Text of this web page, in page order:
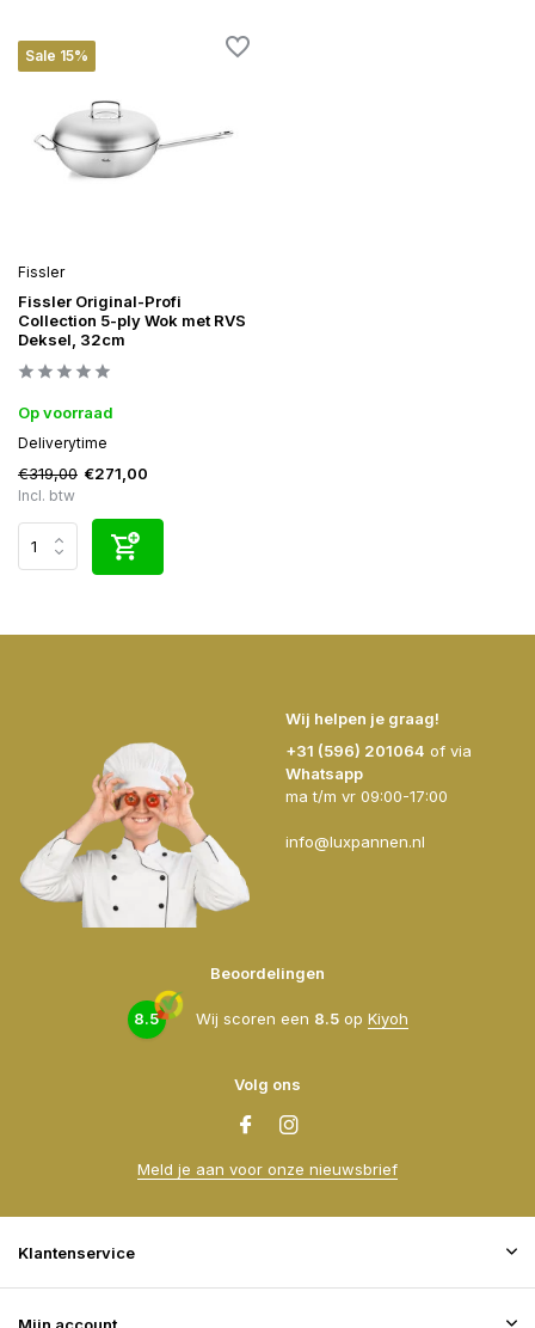
Sale 15%
Fissler
Fissler Original-Profi
Collection 5-ply Wok met RVS
Deksel, 32cm
Op voorraad
Deliverytime
€319,00 €271,00
Incl. btw
Wij helpen je graag!
+31 (596) 201064 of via
Whatsapp
ma t/m vr 09:00-17:00
info@luxpannen.nl
Beoordelingen
8.5 Wij scoren een 8.5op Kiyoh
Volg ons
Meld je aan voor onze nieuwsbrief
Klantenservice
Mijn account